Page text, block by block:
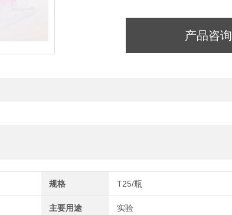
产品咨询
规格 T25/瓶
主要用途 实验